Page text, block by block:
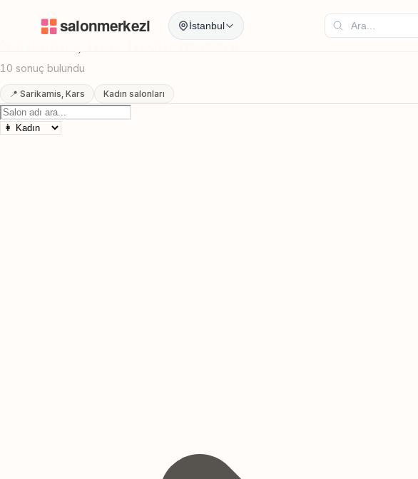
İstanbul
Kadın Kuaförü
Sarikamis, Kars Kadın Kuaförü
10 sonuç bulundu
📍 Sarikamis, Kars Kadın salonları